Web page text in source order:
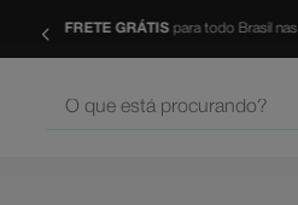
Parcele suas